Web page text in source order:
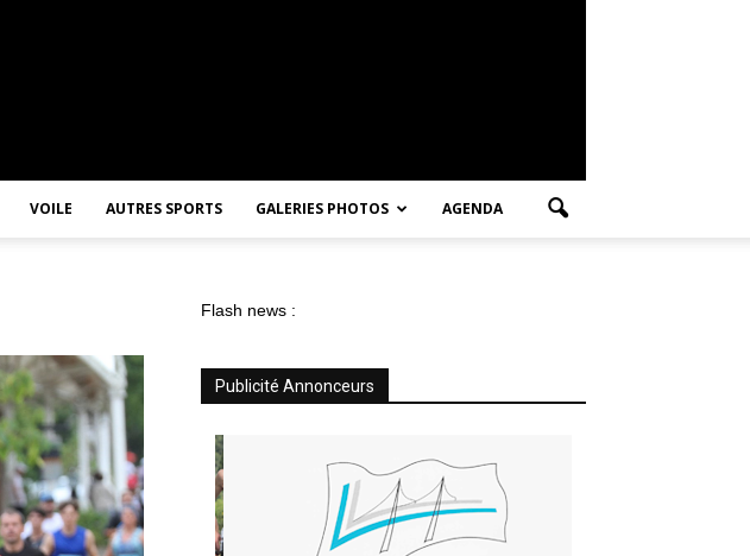
VOILE AUTRES SPORTS GALERIES PHOTOS AGENDA
Flash news :
Publicité Annonceurs